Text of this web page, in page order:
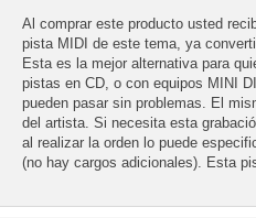
Al comprar este producto usted
pista MIDI de este tema, ya
Esta es la mejor alternativa para
pistas en CD, o con equipos MINI
pueden pasar sin problemas. El
del artista. Si necesita esta
al realizar la orden lo puede
(no hay cargos adicionales). Esta